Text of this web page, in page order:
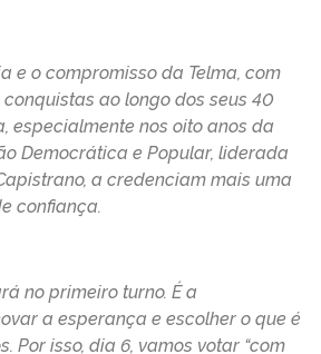
e o compromisso da Telma, com
ao longo dos seus 40
especialmente nos oito anos da
Democrática e Popular, liderada
a credenciam mais uma
confiança.
no primeiro turno. É a
a esperança e escolher o que é
Por isso, dia 6, vamos votar “com